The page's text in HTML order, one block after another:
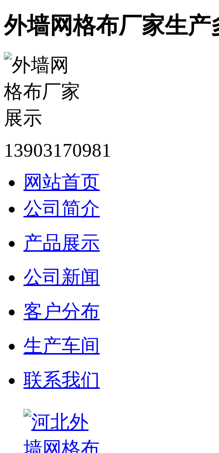
外墙网格布厂家生
13903170981
网站首页
公司简介
产品展示
公司新闻
客户分布
生产车间
联系我们